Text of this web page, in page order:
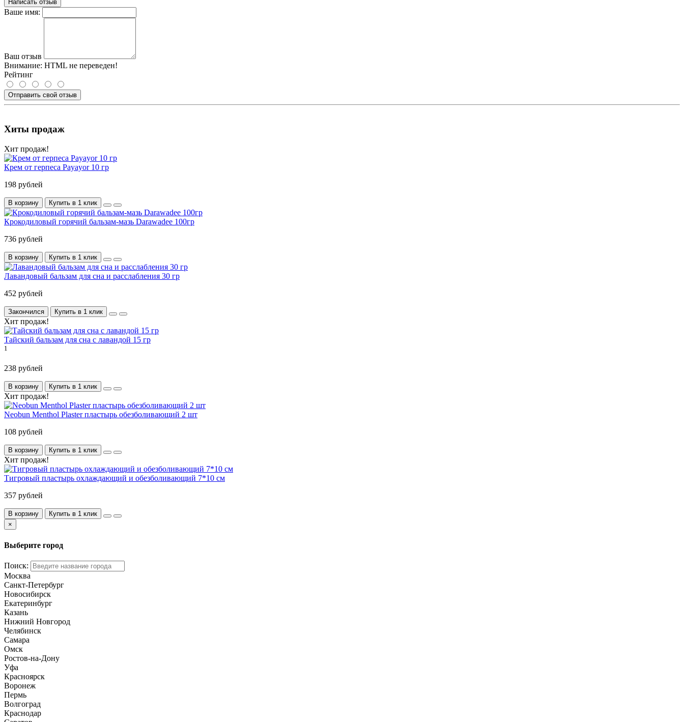
Написать отзыв
Ваше имя:
Ваш отзыв
Внимание: HTML не переведен!
Рейтинг
Отправить свой отзыв
Хиты продаж
Хит продаж!
Крем от герпеса Payayor 10 гр
198 рублей
В корзину Купить в 1 клик
Крокодиловый горячий бальзам-мазь Darawadee 100гр
736 рублей
В корзину Купить в 1 клик
Лавандовый бальзам для сна и расслабления 30 гр
452 рублей
Закончился Купить в 1 клик
Хит продаж!
Тайский бальзам для сна с лавандой 15 гр
1
238 рублей
В корзину Купить в 1 клик
Хит продаж!
Neobun Menthol Plaster пластырь обезболивающий 2 шт
108 рублей
В корзину Купить в 1 клик
Хит продаж!
Тигровый пластырь охлаждающий и обезболивающий 7*10 см
357 рублей
В корзину
Купить в 1 клик
×
Выберите город
Поиск:
Москва
Санкт-Петербург
Новосибирск
Екатеринбург
Казань
Нижний Новгород
Челябинск
Самара
Омск
Ростов-на-Дону
Уфа
Красноярск
Воронеж
Пермь
Волгоград
Краснодар